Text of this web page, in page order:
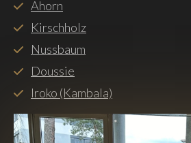
Ahorn
Kirschholz
Nussbaum
Doussie
Iroko (Kambala)